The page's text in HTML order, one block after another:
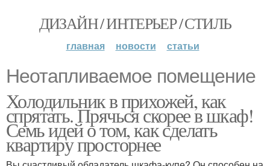
ДИЗАЙН / ИНТЕРЬЕР / СТИЛЬ
главная новости статьи
Неотапливаемое помещение
Холодильник в прихожей, как
спрятать. Прячься скорее в шкаф!
Семь идей о том, как сделать
квартиру просторнее